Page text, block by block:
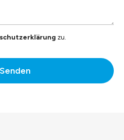
zu.
Senden